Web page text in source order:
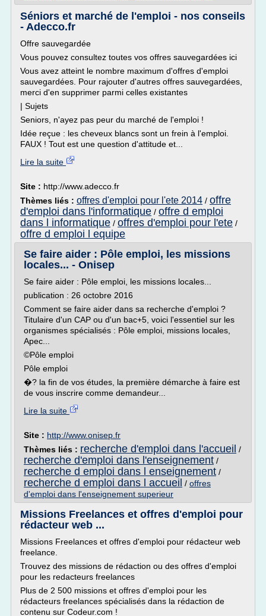
Séniors et marché de l'emploi - nos conseils
- Adecco.fr
Offre sauvegardée
Vous pouvez consultez toutes vos offres sauvegardées ici
Vous avez atteint le nombre maximum d'offres d'emploi
sauvegardées. Pour rajouter d'autres offres sauvegardées,
merci d'en supprimer parmi celles existantes
| Sujets
Seniors, n'ayez pas peur du marché de l'emploi !
Idée reçue : les cheveux blancs sont un frein à l'emploi.
FAUX ! Tout est une question d'attitude et...
Lire la suite
Site : http://www.adecco.fr
Thèmes liés : offres d'emploi pour l'ete 2014 / offre
d'emploi dans l'informatique / offre d emploi
dans l informatique / offres d'emploi pour l'ete /
offre d emploi l equipe
Se faire aider : Pôle emploi, les missions
locales... - Onisep
Se faire aider : Pôle emploi, les missions locales...
publication : 26 octobre 2016
Comment se faire aider dans sa recherche d'emploi ?
Titulaire d'un CAP ou d'un bac+5, voici l'essentiel sur les
organismes spécialisés : Pôle emploi, missions locales,
Apec...
©Pôle emploi
Pôle emploi
�? la fin de vos études, la première démarche à faire est
de vous inscrire comme demandeur...
Lire la suite
Site : http://www.onisep.fr
Thèmes liés : recherche d'emploi dans l'accueil /
recherche d'emploi dans l'enseignement /
recherche d emploi dans l enseignement /
recherche d emploi dans l accueil / offres
d'emploi dans l'enseignement superieur
Missions Freelances et offres d'emploi pour
rédacteur web ...
Missions Freelances et offres d'emploi pour rédacteur web
freelance.
Trouvez des missions de rédaction ou des offres d'emploi
pour les redacteurs freelances
Plus de 2 500 missions et offres d'emploi pour les
rédacteurs freelances spécialisés dans la rédaction de
contenu sur Codeur.com !